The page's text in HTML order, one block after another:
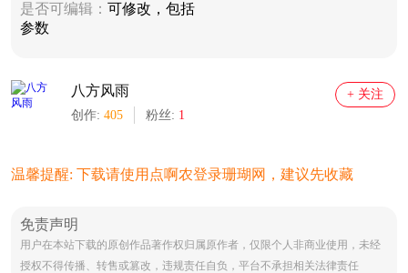
是否可编辑： 可修改，包括
参数
八方风雨
创作: 405 粉丝: 1
+ 关注
温馨提醒: 下载请使用点啊农登录珊瑚网，建议先收藏
免责声明
用户在本站下载的原创作品著作权归属原作者，仅限个人非商业使用，未经
授权不得传播、转售或篡改，违规责任自负，平台不承担相关法律责任